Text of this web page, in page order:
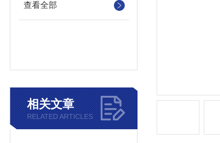
查看全部
相关文章
RELATED ARTICLES